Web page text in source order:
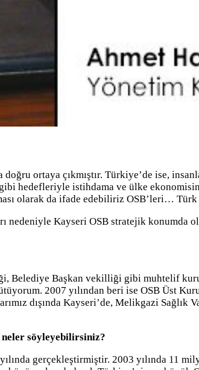
ortaya çıkmıştır. Türkiye’de ise,
hedefleriyle istihdama ve ülke
olarak da ifade edebiliriz OSB’leri…
nedeniyle Kayseri OSB stratejik konumda
Belediye Başkan vekilliği gibi muhtelif
2007 yılından beri ise OSB Üst
dışında Kayseri’de, Melikgazi Sağlık
neler söyleyebilirsiniz?
gerçekleştirmiştir. 2003 yılında 11